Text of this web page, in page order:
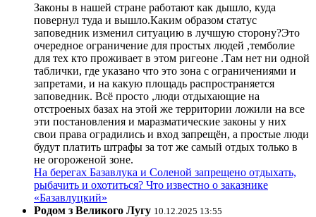
Законы в нашей стране работают как дышло, куда
повернул туда и вышло.Каким образом статус
заповедник изменил ситуацию в лучшую сторону?Это
очередное ограничение для простых людей ,темболие
для тех кто проживает в этом ригеоне .Там нет ни одной
таблички, где указано что это зона с ограничениями и
запретами, и на какую площадь распространяется
заповедник. Всё просто ,люди отдыхающие на
отстроеных базах на этой же территории ложили на все
эти постановления и маразматические законы у них
свои права оградились и вход запрещён, а простые люди
будут платить штрафы за тот же самый отдых только в
не огороженой зоне.
На берегах Базавлука и Соленой запрещено отдыхать,
рыбачить и охотиться? Что известно о заказнике
«Базавлуцкий»
Родом з Великого Лугу 10.12.2025 13:55